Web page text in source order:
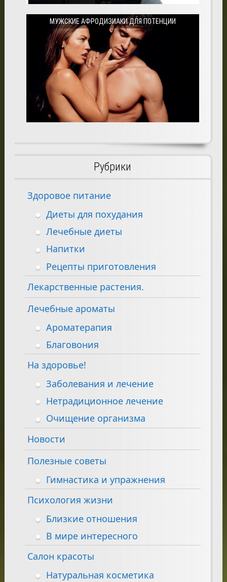
МУЖСКИЕ АФРОДИЗИАКИ ДЛЯ ПОТЕНЦИИ
Рубрики
Здоровое питание
Диеты для похудания
Лечебные диеты
Напитки
Рецепты приготовления
Лекарственные растения.
Лечебные ароматы
Ароматерапия
Благовония
На здоровье!
Заболевания и лечение
Нетрадиционное лечение
Очищение организма
Новости
Полезные советы
Гимнастика и упражнения
Психология жизни
Близкие отношения
В мире интересного
Салон красоты
Натуральная косметика